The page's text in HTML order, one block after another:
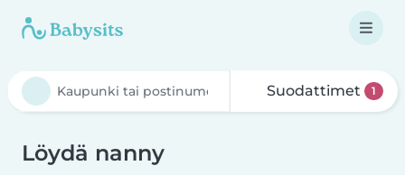
Suodattimet 1
Löydä nanny